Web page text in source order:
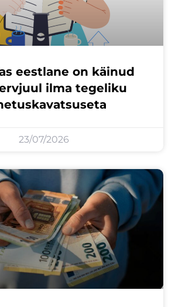
eestlane on käinud
ilma tegeliku
23/07/2026